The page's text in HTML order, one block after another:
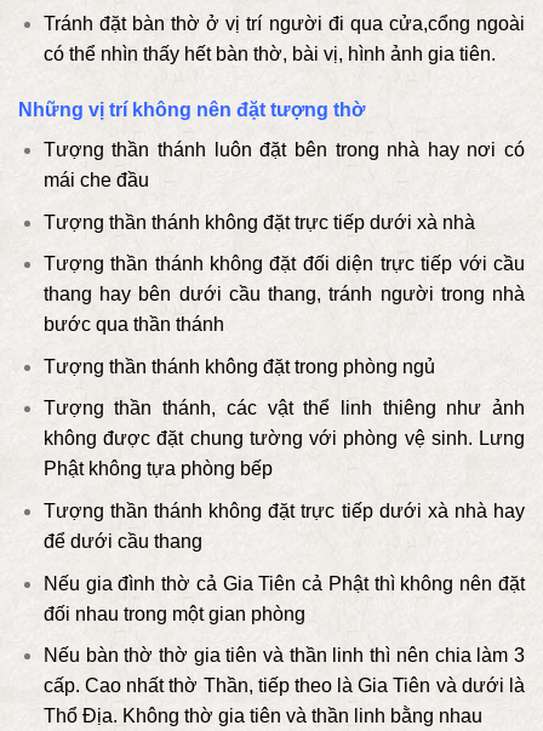
Tránh đặt bàn thờ ở vị trí người đi qua cửa,cổng ngoài
có thể nhìn thấy hết bàn thờ, bài vị, hình ảnh gia tiên.
Những vị trí không nên đặt tượng thờ
Tượng thần thánh luôn đặt bên trong nhà hay nơi có
mái che đầu
Tượng thần thánh không đặt trực tiếp dưới xà nhà
Tượng thần thánh không đặt đối diện trực tiếp với cầu
thang hay bên dưới cầu thang, tránh người trong nhà
bước qua thần thánh
Tượng thần thánh không đặt trong phòng ngủ
Tượng thần thánh, các vật thể linh thiêng như ảnh
không được đặt chung tường với phòng vệ sinh. Lưng
Phật không tựa phòng bếp
Tượng thần thánh không đặt trực tiếp dưới xà nhà hay
để dưới cầu thang
Nếu gia đình thờ cả Gia Tiên cả Phật thì không nên đặt
đối nhau trong một gian phòng
Nếu bàn thờ thờ gia tiên và thần linh thì nên chia làm 3
cấp. Cao nhất thờ Thần, tiếp theo là Gia Tiên và dưới là
Thổ Địa. Không thờ gia tiên và thần linh bằng nhau